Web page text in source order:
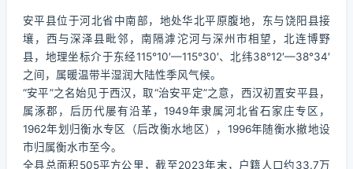
安平县位于河北省中南部，地处华北平原腹地，东与饶阳县接
壤，西与深泽县毗邻，南隔滹沱河与深州市相望，北连博野
县，地理坐标介于东经115°10′—115°30′、北纬38°12′—38°34′
之间，属暖温带半湿润大陆性季风气候。
“安平”之名始见于西汉，取“治安平定”之意，西汉初置安平县，
属涿郡，后历代屡有沿革，1949年隶属河北省石家庄专区，
1962年划归衡水专区（后改衡水地区），1996年随衡水撤地设
市归属衡水市至今。
全县总面积505平方公里，截至2023年末，户籍人口约33.7万